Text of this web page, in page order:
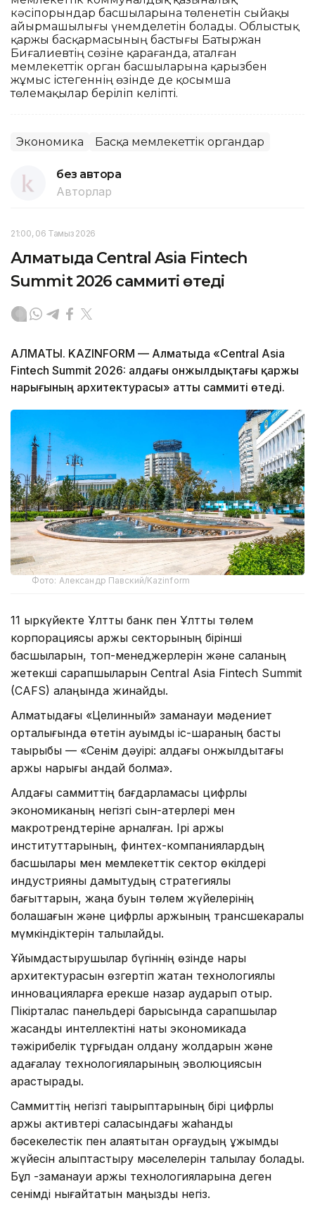
кәсіпорындар басшыларына төленетін сыйақы
айырмашылығы үнемделетін болады. Облыстық
қаржы басқармасының бастығы Батыржан
Биғалиевтің сөзіне қарағанда, аталған
мемлекеттік орган басшыларына қарызбен
жұмыс істегеннің өзінде де қосымша
төлемақылар беріліп келіпті.
Экономика Басқа мемлекеттік органдар
без автора
Авторлар
21:00, 06 Тамыз 2026
Алматыда Central Asia Fintech
Summit 2026 саммиті өтеді
АЛМАТЫ. KAZINFORM — Алматыда «Central Asia
Fintech Summit 2026: алдағы онжылдықтағы қаржы
нарығының архитектурасы» атты саммиті өтеді.
Фото: Александр Павский/Kazinform
11 қыркүйекте Ұлттық банк пен Ұлттық төлем
корпорациясы қаржы секторының бірінші
басшыларын, топ-менеджерлерін және саланың
жетекші сарапшыларын Central Asia Fintech Summit
(CAFS) алаңында жинайды.
Алматыдағы «Целинный» заманауи мәдениет
орталығында өтетін ауқымды іс-шараның басты
тақырыбы — «Сенім дәуірі: алдағы онжылдықтағы
қаржы нарығы қандай болмақ».
Алдағы саммиттің бағдарламасы цифрлық
экономиканың негізгі сын-қатерлері мен
макротрендтеріне арналған. Ірі қаржы
институттарының, финтех-компаниялардың
басшылары мен мемлекеттік сектор өкілдері
индустрияны дамытудың стратегиялық
бағыттарын, жаңа буын төлем жүйелерінің
болашағын және цифрлық қаржының трансшекаралық
мүмкіндіктерін талқылайды.
Ұйымдастырушылар бүгіннің өзінде нарық
архитектурасын өзгертіп жатқан технологиялық
инновацияларға ерекше назар аударып отыр.
Пікірталас панельдері барысында сарапшылар
жасанды интеллектіні нақты экономикада
тәжірибелік тұрғыдан қолдану жолдарын және
қадағалау технологияларының эволюциясын
қарастырады.
Саммиттің негізгі тақырыптарының бірі цифрлық
қаржы активтері саласындағы жаһандық
бәсекелестік пен алаяқтықтан қорғаудың ұжымдық
жүйесін қалыптастыру мәселелерін талқылау болады.
Бұл -заманауи қаржы технологияларына деген
сенімді нығайтатын маңызды негіз.